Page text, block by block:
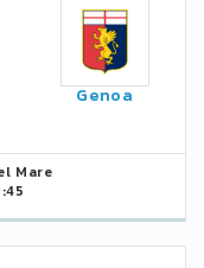
Genoa
Mare